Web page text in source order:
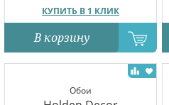
КУПИТЬ В 1 КЛИК
В корзину
Обои